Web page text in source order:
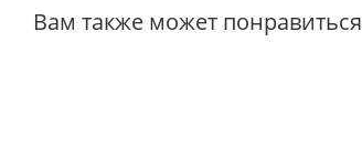
Вам также может понравиться